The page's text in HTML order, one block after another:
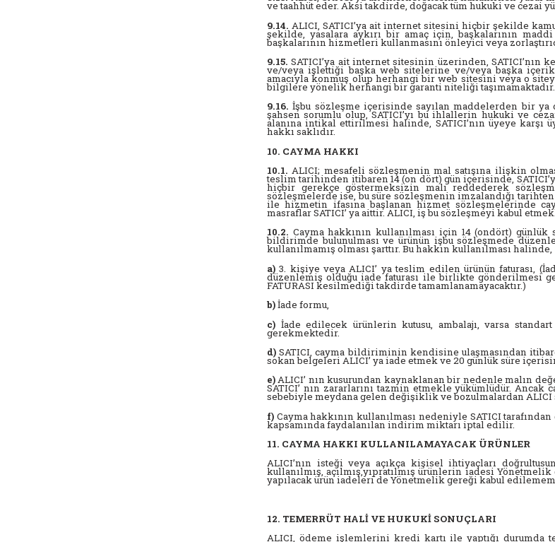
ve taahhüt eder. Aksi takdirde, doğacak tüm hukuki ve cezai
9.14. ALICI, SATICI’ya ait internet sitesini hiçbir şekilde
şekilde, yasalara aykırı bir amaç için, başkalarının
başkalarının hizmetleri kullanmasını önleyici veya
9.15. SATICI’ya ait internet sitesinin üzerinden,
ve/veya işlettiği başka web sitelerine ve/veya başka
amacıyla konmuş olup herhangi bir web sitesini veya o
bilgilere yönelik herhangi bir garanti niteliği taşımamaktadır.
9.16. İşbu sözleşme içerisinde sayılan maddelerden bir
şahsen sorumlu olup, SATICI’yı bu ihlallerin hukuki ve
alanına intikal ettirilmesi halinde, SATICI’nın üyeye karşı
hakkı saklıdır.
10. CAYMA HAKKI
10.1. ALICI; mesafeli sözleşmenin mal satışına ilişkin
teslim tarihinden itibaren 14 (on dört) gün içerisinde,
hiçbir gerekçe göstermeksizin malı reddederek
sözleşmelerde ise, bu süre sözleşmenin imzalandığı
ile hizmetin ifasına başlanan hizmet sözleşmelerinde
masraflar SATICI’ ya aittir. ALICI, iş bu sözleşmeyi kabul
10.2. Cayma hakkının kullanılması için 14 (ondört)
bildirimde bulunulması ve ürünün işbu sözleşmede
kullanılmamış olması şarttır. Bu hakkın kullanılması halinde,
a) 3. kişiye veya ALICI’ ya teslim edilen ürünün faturası,
düzenlemiş olduğu iade faturası ile birlikte gönderilmesi
FATURASI kesilmediği takdirde tamamlanamayacaktır.)
b)İade formu,
c) İade edilecek ürünlerin kutusu, ambalajı, varsa
gerekmektedir.
d) SATICI, cayma bildiriminin kendisine ulaşmasından
sokan belgeleri ALICI’ ya iade etmek ve 20 günlük süre
e)ALICI’ nın kusurundan kaynaklanan bir nedenle malın
SATICI’ nın zararlarını tazmin etmekle yükümlüdür.
sebebiyle meydana gelen değişiklik ve bozulmalardan
f) Cayma hakkının kullanılması nedeniyle SATICI
kapsamında faydalanılan indirim miktarı iptal edilir.
11. CAYMA HAKKI KULLANILAMAYACAK ÜRÜNLER
ALICI’nın isteği veya açıkça kişisel ihtiyaçları
kullanılmış, açılmış,yıpratılmış ürünlerin iadesi
yapılacak ürün iadeleri de Yönetmelik gereği kabul
12. TEMERRÜT HALİ VE HUKUKİ SONUÇLARI
ALICI, ödeme işlemlerini kredi kartı ile yaptığı durumda